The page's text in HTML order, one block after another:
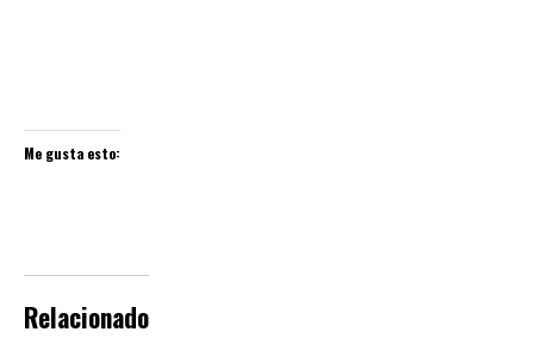
Me gusta esto:
Relacionado